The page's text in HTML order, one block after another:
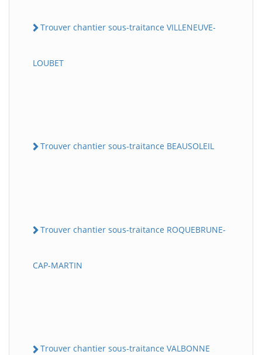
Trouver chantier sous-traitance VILLENEUVE-
LOUBET
Trouver chantier sous-traitance BEAUSOLEIL
Trouver chantier sous-traitance ROQUEBRUNE-
CAP-MARTIN
Trouver chantier sous-traitance VALBONNE